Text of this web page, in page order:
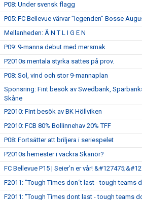
P08: Under svensk flagg
P05: FC Bellevue värvar ”legenden” Bosse
Mellanheden: Ä N T L I G E N
P09: 9-manna debut med mersmak
P2010s mentala styrka sattes på prov.
P08: Sol, vind och stor 9-mannaplan
Sponsring: Fint besök av Swedbank,
Skåne
P2010: Fint besök av BK Höllviken
P2010: FCB 80% Bollinnehav 20% TFF
P08: Fortsätter att briljera i seriespelet
P2010s hemester i vackra Skanör?
FC Bellevue P15 | Seier’n er vår!
F2011: "Tough Times don´t last - tough teams
F2011: "Tough Times dont last - tough teams